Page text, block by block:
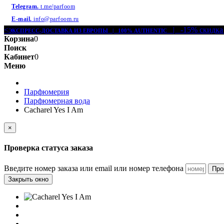
Telegram. t.me/parfoom
E-mail. info@parfoom.ru
<ЭКСПРЕСС-ДОСТАВКА ИЗ ЕВРОПЫ | 100% AUTHENTIC
| -15% скидка
Корзина0
Поиск
Кабинет0
Меню
Парфюмерия
Парфюмерная вода
Cacharel Yes I Am
×
Проверка статуса заказа
Введите номер заказа или email или номер телефона
Закрыть окно